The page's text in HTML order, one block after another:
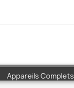
Appareils Complets